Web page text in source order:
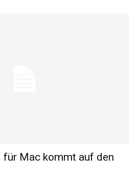
für Mac kommt auf den